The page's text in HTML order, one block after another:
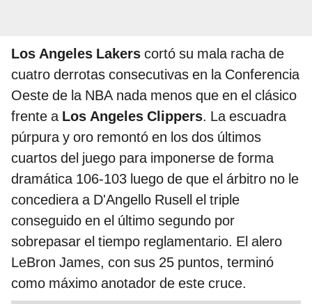
Los Angeles Lakers cortó su mala racha de
cuatro derrotas consecutivas en la Conferencia
Oeste de la NBA nada menos que en el clásico
frente a Los Angeles Clippers. La escuadra
púrpura y oro remontó en los dos últimos
cuartos del juego para imponerse de forma
dramática 106-103 luego de que el árbitro no le
concediera a D'Angello Rusell el triple
conseguido en el último segundo por
sobrepasar el tiempo reglamentario. El alero
LeBron James, con sus 25 puntos, terminó
como máximo anotador de este cruce.